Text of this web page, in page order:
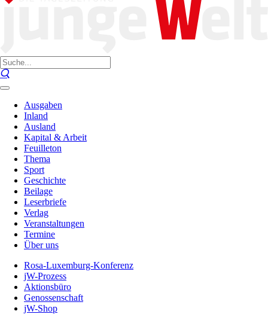
Ausgaben
Inland
Ausland
Kapital & Arbeit
Feuilleton
Thema
Sport
Geschichte
Beilage
Leserbriefe
Verlag
Veranstaltungen
Termine
Über uns
Rosa-Luxemburg-Konferenz
jW-Prozess
Aktionsbüro
Genossenschaft
jW-Shop